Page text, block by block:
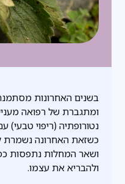
בשנים האחרונות
ומתגברת של רפואה
נטורופתיה (ריפוי טבעי)
כשזאת האחרונה נשמרת
ושאר המחלות נתפסות
ולהבריא את עצמו.